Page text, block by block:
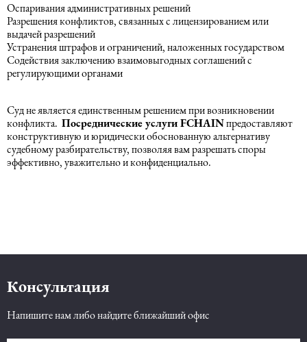
Оспаривания административных решений
Разрешения конфликтов, связанных с лицензированием или
выдачей разрешений
Устранения штрафов и ограничений, наложенных государством
Содействия заключению взаимовыгодных соглашений с
регулирующими органами
Суд не является единственным решением при возникновении
конфликта. Посреднические услугиFCHAINпредоставляют
конструктивную и юридически обоснованную альтернативу
судебному разбирательству, позволяя вам разрешать споры
эффективно, уважительно и конфиденциально.
Консультация
Напишите нам либо найдите ближайший офис